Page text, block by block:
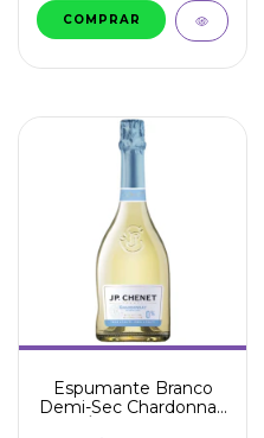
Espumante Branco
Demi-Sec Chardonnay